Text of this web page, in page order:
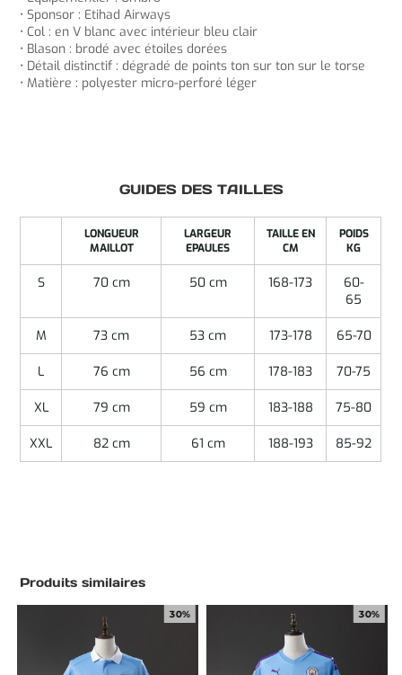
• Sponsor : Etihad Airways
• Col : en V blanc avec intérieur bleu clair
• Blason : brodé avec étoiles dorées
• Détail distinctif : dégradé de points ton sur ton sur le torse
• Matière : polyester micro-perforé léger
GUIDES DES TAILLES
LONGUEUR
MAILLOT
LARGEUR
EPAULES
TAILLE EN
CM
POIDS
KG
S 70 cm 50 cm 168-173
60-
65
M 73 cm 53 cm 173-178 65-70
L 76 cm 56 cm 178-183 70-75
XL 79 cm 59 cm 183-188 75-80
XXL 82 cm 61 cm 188-193 85-92
Produits similaires
30% 30%